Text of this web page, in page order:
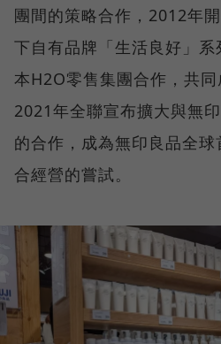
團間的策略合作，2012年
下自有品牌「生活良好」
本H2O零售集團合作，共同
2021年全聯宣布擴大與無
的合作，成為無印良品全
合經營的嘗試。